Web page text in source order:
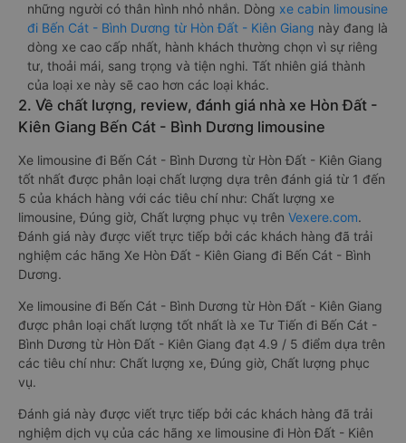
những người có thân hình nhỏ nhắn. Dòng xe cabin limousine
đi Bến Cát - Bình Dương từ Hòn Đất - Kiên Giang này đang là
dòng xe cao cấp nhất, hành khách thường chọn vì sự riêng
tư, thoải mái, sang trọng và tiện nghi. Tất nhiên giá thành
của loại xe này sẽ cao hơn các loại khác.
2. Về chất lượng, review, đánh giá nhà xe Hòn Đất -
Kiên Giang Bến Cát - Bình Dương limousine
Xe limousine đi Bến Cát - Bình Dương từ Hòn Đất - Kiên Giang
tốt nhất được phân loại chất lượng dựa trên đánh giá từ 1 đến
5 của khách hàng với các tiêu chí như: Chất lượng xe
limousine, Đúng giờ, Chất lượng phục vụ trên Vexere.com.
Đánh giá này được viết trực tiếp bởi các khách hàng đã trải
nghiệm các hãng Xe Hòn Đất - Kiên Giang đi Bến Cát - Bình
Dương.
Xe limousine đi Bến Cát - Bình Dương từ Hòn Đất - Kiên Giang
được phân loại chất lượng tốt nhất là xe Tư Tiến đi Bến Cát -
Bình Dương từ Hòn Đất - Kiên Giang đạt 4.9 / 5 điểm dựa trên
các tiêu chí như: Chất lượng xe, Đúng giờ, Chất lượng phục
vụ.
Đánh giá này được viết trực tiếp bởi các khách hàng đã trải
nghiệm dịch vụ của các hãng xe limousine đi Hòn Đất - Kiên